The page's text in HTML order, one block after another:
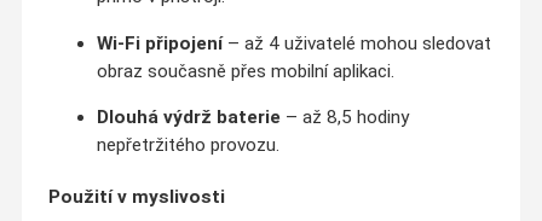
Wi-Fi připojení– až 4 uživatelé mohou sledovat
obraz současně přes mobilní aplikaci.
Dlouhá výdrž baterie – až 8,5 hodiny
nepřetržitého provozu.
Použití v myslivosti